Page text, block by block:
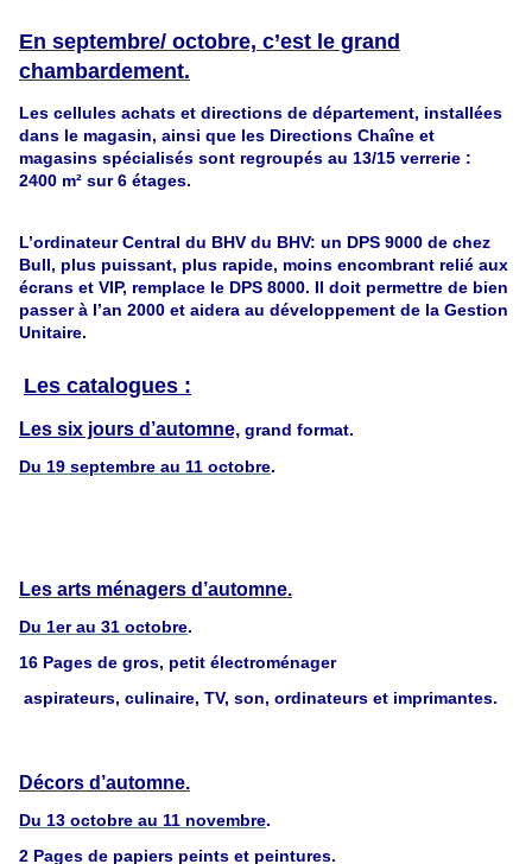
En septembre/ octobre, c’est le grand
chambardement.
Les cellules achats et directions de département, installées
dans le magasin, ainsi que les Directions Chaîne et
magasins spécialisés sont regroupés au 13/15 verrerie :
2400 m² sur 6 étages.
L’ordinateur Central du BHV du BHV: un DPS 9000 de chez
Bull, plus puissant, plus rapide, moins encombrant relié aux
écrans et VIP, remplace le DPS 8000. Il doit permettre de bien
passer à l’an 2000 et aidera au développement de la Gestion
Unitaire.
Les catalogues :
Les six jours d’automne, grand format.
Du 19 septembre au 11 octobre.
Les arts ménagers d’automne.
Du 1er au 31 octobre.
16 Pages de gros, petit électroménager
aspirateurs, culinaire, TV, son, ordinateurs et imprimantes.
Décors d’automne.
Du 13 octobre au 11 novembre.
2 Pages de papiers peints et peintures.